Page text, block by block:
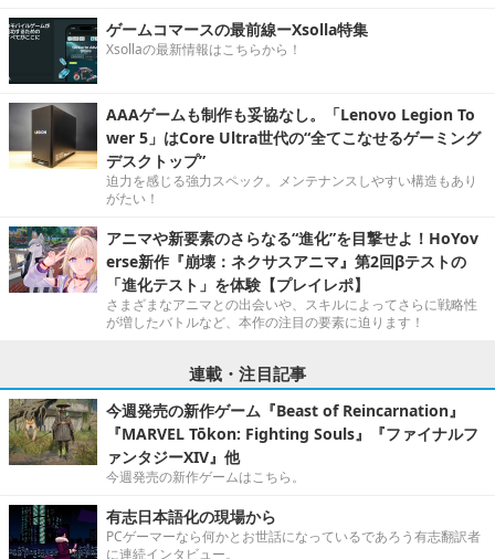
ゲームコマースの最前線ーXsolla特集
Xsollaの最新情報はこちらから！
AAAゲームも制作も妥協なし。「Lenovo Legion To
wer 5」はCore Ultra世代の“全てこなせるゲーミング
デスクトップ”
迫力を感じる強力スペック。メンテナンスしやすい構造もあり
がたい！
アニマや新要素のさらなる“進化”を目撃せよ！HoYov
erse新作『崩壊：ネクサスアニマ』第2回βテストの
「進化テスト」を体験【プレイレポ】
さまざまなアニマとの出会いや、スキルによってさらに戦略性
が増したバトルなど、本作の注目の要素に迫ります！
連載・注目記事
今週発売の新作ゲーム『Beast of Reincarnation』
『MARVEL Tōkon: Fighting Souls』『ファイナルフ
ァンタジーXIV』他
今週発売の新作ゲームはこちら。
有志日本語化の現場から
PCゲーマーなら何かとお世話になっているであろう有志翻訳者
に連続インタビュー。